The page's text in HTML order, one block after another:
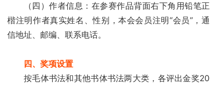
学
（四）作者信息：在参赛作品背面右下角用铅笔正
楷注明作者真实姓名、性别，本会会员注明“会员”，通
信地址、邮编、联系电话。
四、奖项设置
按毛体书法和其他书体书法两大类，各评出金奖20